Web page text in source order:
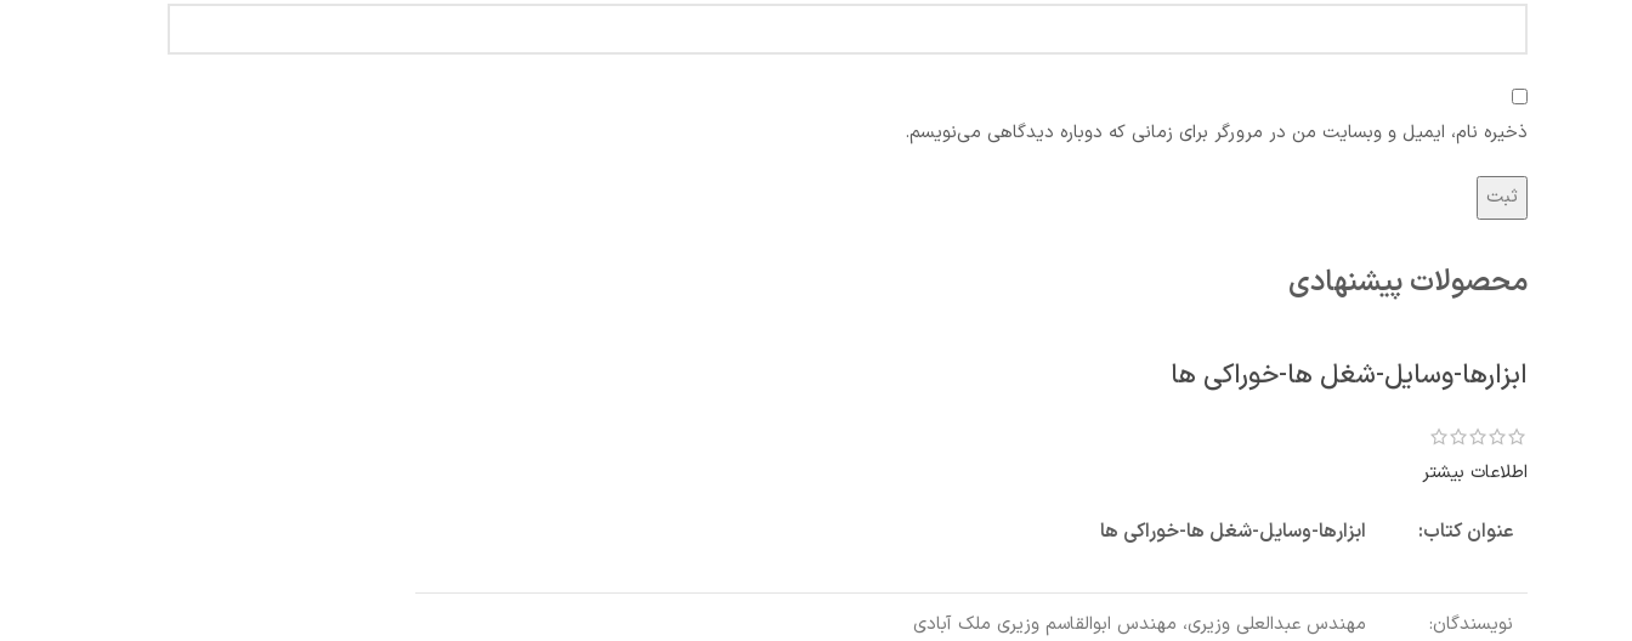
ذخیره نام، ایمیل و وبسایت من در مرورگر برای زمانی که دوباره دیدگاهی می‌نویسم.
محصولات پیشنهادی
ابزارها-وسایل-شغل ها-خوراکی ها
اطلاعات بیشتر
عنوان کتاب: ابزارها-وسایل-شغل ها-خوراکی ها
نویسندگان: مهندس عبدالعلی وزیری، مهندس ابوالقاسم وزیری ملک آبادی